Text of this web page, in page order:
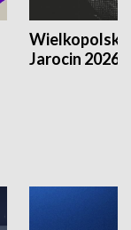
Jarocin 2026